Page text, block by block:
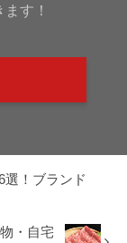
す！
選！ブランド
・自宅